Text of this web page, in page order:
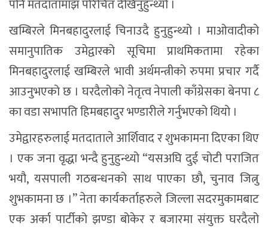
पनि मतदातामाझ परिचित देखिनुहुन्थ्यो ।
खम्बिरले मिनबहादुरलाई चिनाउदै हुनुहुन्थ्यो । माओवादीको
समानुपातिक उमेद्वारको सूचिमा प्राथमिकतामा रहेका
मिनबहादुरलाई खम्बिरले भावी अर्थमन्त्रीको रुपमा प्रचार गर्दै
आउनुभएको छ । घरदैलोको नेतृत्व नेपाली काँग्रेसका बेनपा ८
का वडा सभापति हिमबहादुर भण्डारीले गर्नुभएको थियो ।
उमेद्वारहरुलाई मतदाताले आर्शिवाद र शुभकामना दिएका थिए
। एक जना वृद्धा भन्दै हुनुहुन्थ्यो “यसअघि दुई चोटी पराजित
भयौ, यसपाली गठबन्धनको साथ पाएका छौ, चुनाव जित्नु
शुभकामना छ ।” नेता कार्यकर्ताहरुले जिल्ला सदरमुकामबाट
एक अर्का पार्टीको झण्डा बोकेर र बजारमा संयुक्त घरदैलो